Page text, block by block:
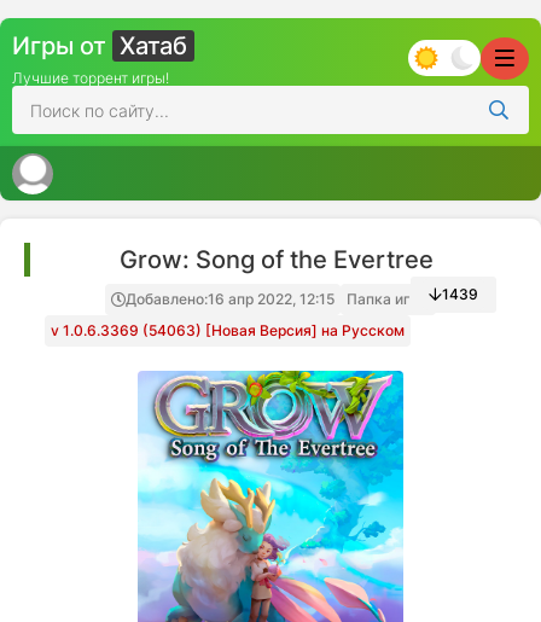
Игры от Хатаб
Лучшие торрент игры!
Grow: Song of the Evertree
Добавлено:16 апр 2022, 12:15
Папка игры
v 1.0.6.3369 (54063) [Новая Версия] на Русском
1439